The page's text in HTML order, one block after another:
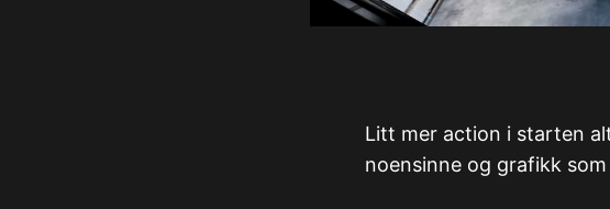
Litt mer action i starten
noensinne og grafikk